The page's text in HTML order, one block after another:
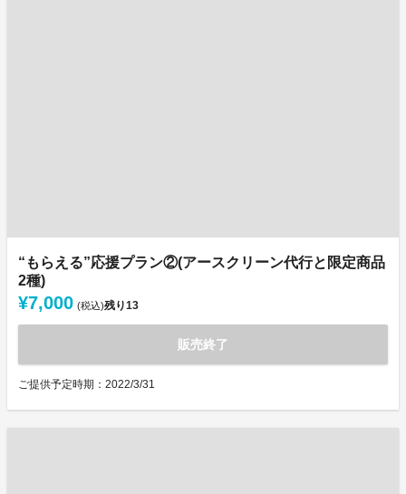
“もらえる”応援プラン②(アースクリーン代行と限定商品
2種)
¥7,000 (税込)残り13
販売終了
ご提供予定時期：2022/3/31